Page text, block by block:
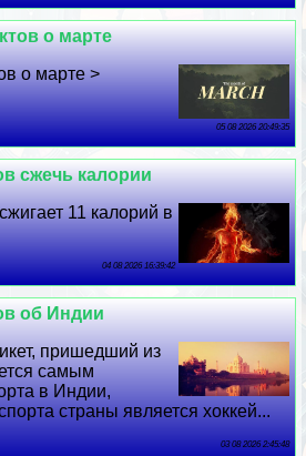
о марте
о марте >
05 08 2026 20:49:35
сжечь калории
11 калорий в
04 08 2026 16:39:42
об Индии
пришедший из
самым
в Индии,
страны является хоккей...
03 08 2026 2:45:48